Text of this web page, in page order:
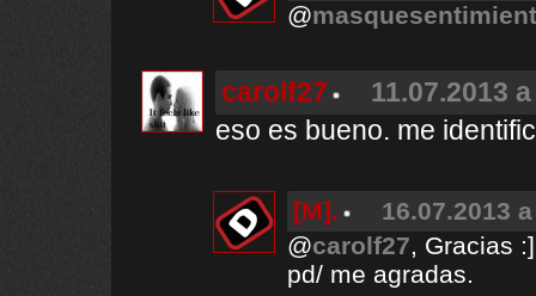
@
carolf27
11.07.2013
eso es bueno. me
[M].
16.07.2013
@carolf27, Gracias :]
pd/ me agradas.